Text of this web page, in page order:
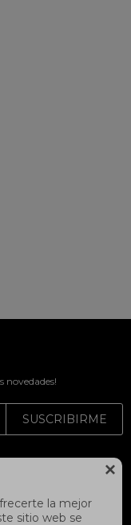

la mejor
sitio web se
novedades!
SUSCRIBIRME